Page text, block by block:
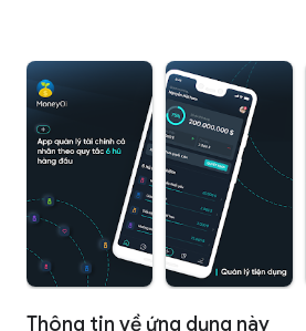
Thông tin về ứng dụng này